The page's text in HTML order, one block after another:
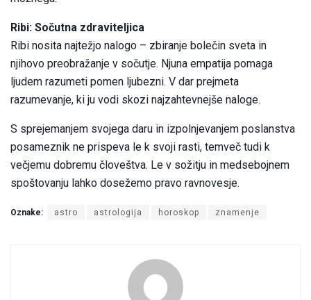
Ribi: Sočutna zdraviteljica
Ribi nosita najtežjo nalogo – zbiranje bolečin sveta in
njihovo preobražanje v sočutje. Njuna empatija pomaga
ljudem razumeti pomen ljubezni. V dar prejmeta
razumevanje, ki ju vodi skozi najzahtevnejše naloge.
S sprejemanjem svojega daru in izpolnjevanjem poslanstva
posameznik ne prispeva le k svoji rasti, temveč tudi k
večjemu dobremu človeštva. Le v sožitju in medsebojnem
spoštovanju lahko dosežemo pravo ravnovesje.
Oznake: astro astrologija horoskop znamenje